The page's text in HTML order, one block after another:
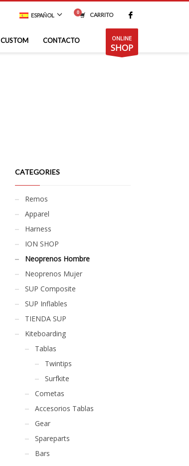
ESPAÑOL CARRITO
CUSTOM CONTACTO ONLINE
SHOP
CATEGORIES
Remos
Apparel
Harness
ION SHOP
Neoprenos Hombre
Neoprenos Mujer
SUP Composite
SUP Inflables
TIENDA SUP
Kiteboarding
Tablas
Twintips
Surfkite
Cometas
Accesorios Tablas
Gear
Spareparts
Bars